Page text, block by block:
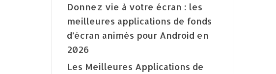
Donnez vie à votre écran : les
meilleures applications de fonds
d’écran animés pour Android en
2026
Les Meilleures Applications de